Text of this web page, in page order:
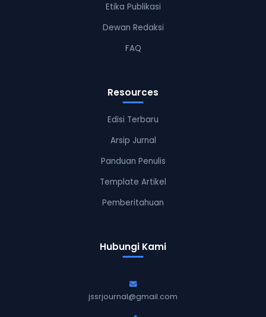
Etika Publikasi
Dewan Redaksi
FAQ
Resources
Edisi Terbaru
Arsip Jurnal
Panduan Penulis
Template Artikel
Pemberitahuan
Hubungi Kami
jssrjournal@gmail.com